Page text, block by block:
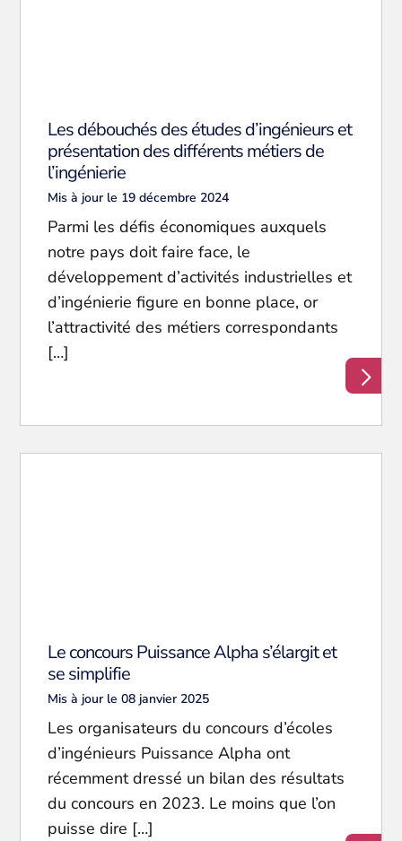
Les débouchés des études d’ingénieurs et
présentation des différents métiers de
l’ingénierie
Mis à jour le 19 décembre 2024
Parmi les défis économiques auxquels
notre pays doit faire face, le
développement d’activités industrielles et
d’ingénierie figure en bonne place, or
l’attractivité des métiers correspondants
[…]
Le concours Puissance Alpha s’élargit et
se simplifie
Mis à jour le 08 janvier 2025
Les organisateurs du concours d’écoles
d’ingénieurs Puissance Alpha ont
récemment dressé un bilan des résultats
du concours en 2023. Le moins que l’on
puisse dire […]